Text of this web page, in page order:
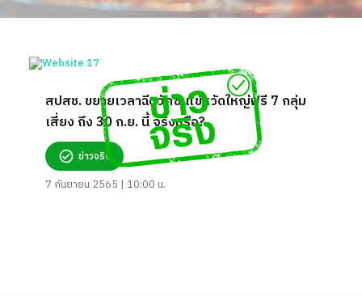
สปสช. ขยายเวลาฉีดวัคซีนไข้หวัดใหญ่ฟรี 7 กลุ่ม
เสี่ยง ถึง 30 ก.ย. นี้ จริงหรือ?
ข่าวจริง
7 กันยายน 2565 | 10:00 น.